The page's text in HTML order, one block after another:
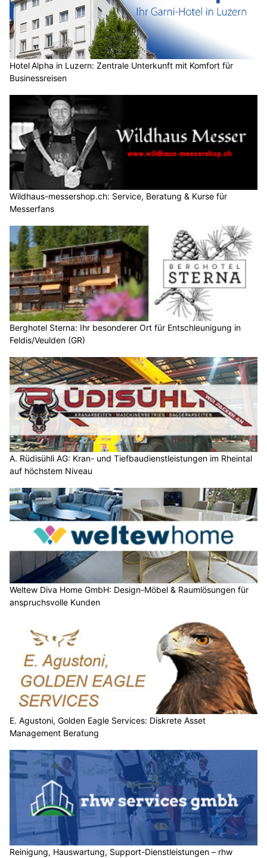
Hotel Alpha in Luzern: Zentrale Unterkunft mit Komfort für
Businessreisen
Wildhaus-messershop.ch: Service, Beratung & Kurse für
Messerfans
Berghotel Sterna: Ihr besonderer Ort für Entschleunigung in
Feldis/Veulden (GR)
A. Rüdisühli AG: Kran- und Tiefbaudienstleistungen im Rheintal
auf höchstem Niveau
Weltew Diva Home GmbH: Design-Möbel & Raumlösungen für
anspruchsvolle Kunden
E. Agustoni, Golden Eagle Services: Diskrete Asset
Management Beratung
Reinigung, Hauswartung, Support-Dienstleistungen – rhw